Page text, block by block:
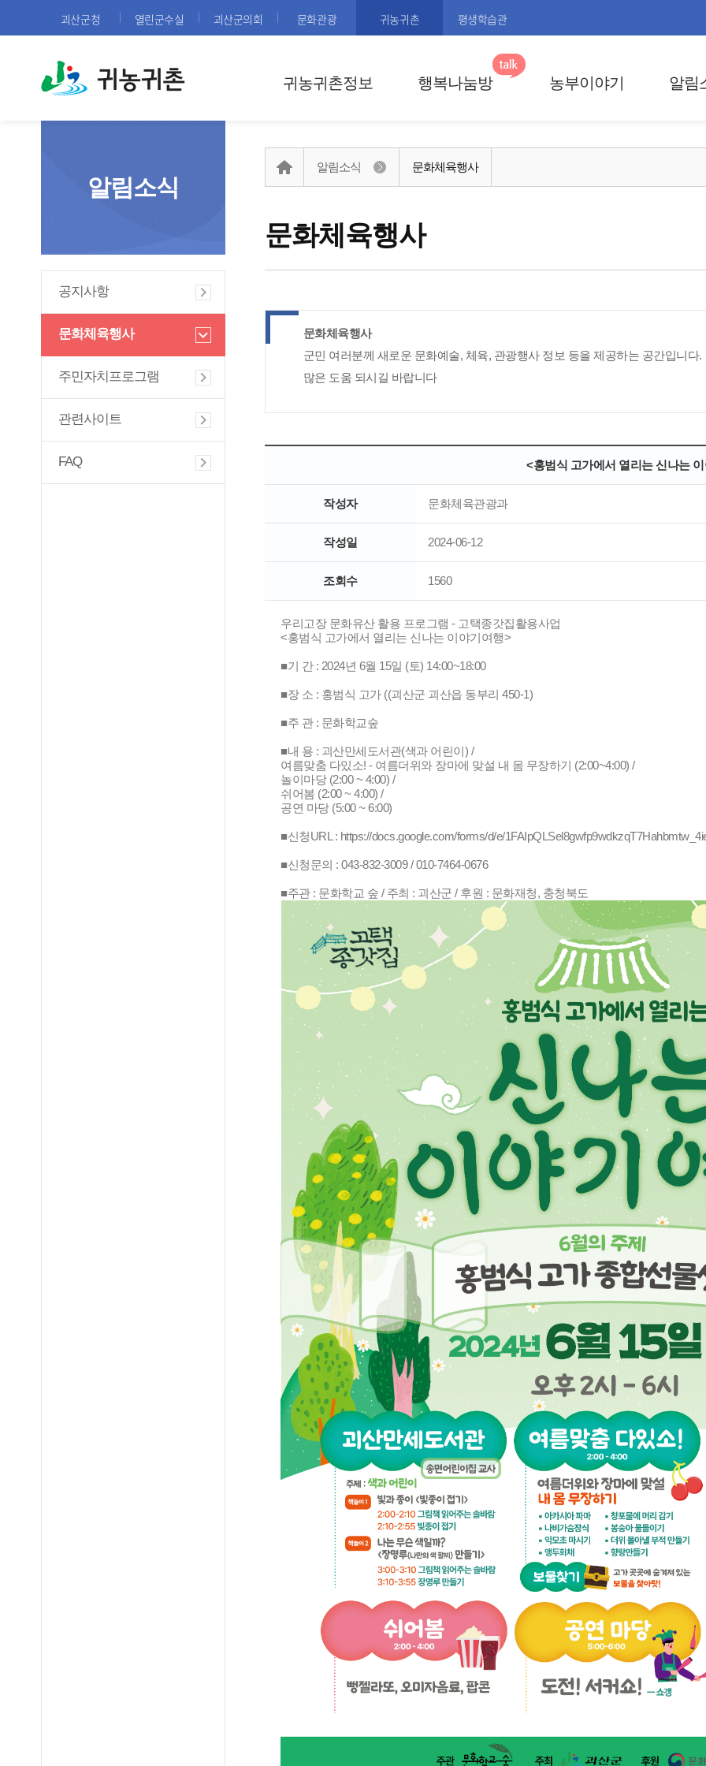
괴산군청 열린군수실 괴산군의회 문화관광 귀농귀촌 평생학습관
귀농귀촌 귀농귀촌정보 행복나눔방 농부이야기 알림
알림소식
공지사항
문화체육행사
주민자치프로그램
관련사이트
FAQ
문화체육행사
알림소식 문화체육행사
문화체육행사
군민 여러분께 새로운 문화예술, 체육, 관광행사 정보 등을 제공하는 공간입니다.
많은 도움 되시길 바랍니다
<홍범식 고가에서 열리는 신나는
작성자 문화체육관광과
작성일 2024-06-12
조회수 1560
우리고장 문화유산 활용 프로그램 - 고택종갓집활용사업
<홍범식 고가에서 열리는 신나는 이야기여행>
■기 간 : 2024년 6월 15일 (토) 14:00~18:00
■장 소 : 홍범식 고가 ((괴산군 괴산읍 동부리 450-1)
■주 관 : 문화학교숲
■내 용 : 괴산만세도서관(색과 어린이) /
여름맞춤 다있소! - 여름더위와 장마에 맞설 내 몸 무장하기 (2:00~4:00) /
놀이마당 (2:00 ~ 4:00) /
쉬어봄 (2:00 ~ 4:00) /
공연 마당 (5:00 ~ 6:00)
■신청URL : https://docs.google.com/forms/d/e/
■신청문의 : 043-832-3009 / 010-7464-0676
■주관 : 문화학교 숲 / 주최 : 괴산군 / 후원 : 문화재청, 충청북도